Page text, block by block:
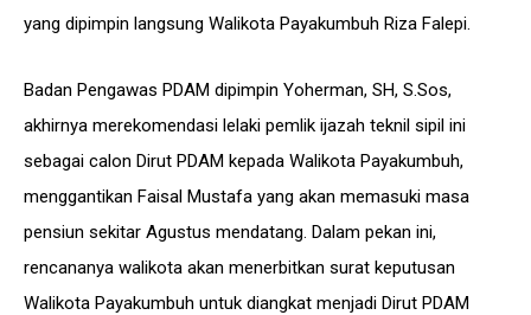
yang dipimpin langsung Walikota Payakumbuh Riza Falepi.
Badan Pengawas PDAM dipimpin Yoherman, SH, S.Sos,
akhirnya merekomendasi lelaki pemlik ijazah teknil sipil ini
sebagai calon Dirut PDAM kepada Walikota Payakumbuh,
menggantikan Faisal Mustafa yang akan memasuki masa
pensiun sekitar Agustus mendatang. Dalam pekan ini,
rencananya walikota akan menerbitkan surat keputusan
Walikota Payakumbuh untuk diangkat menjadi Dirut PDAM